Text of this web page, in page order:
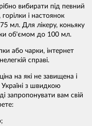
вибирати під певний
і настоянок
мл. Для лікеру, коньяку
об'ємом до 100 мл.
або чарки, інтернет
справі.
на які не завищена і
Україні з швидкою
запропонувати вам свій